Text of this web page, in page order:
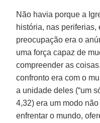
Não havia porque a
história, nas
preocupação era o
uma força capaz de
compreender as
confronto era com o
a unidade deles (“um
4,32) era um modo
enfrentar o mundo,